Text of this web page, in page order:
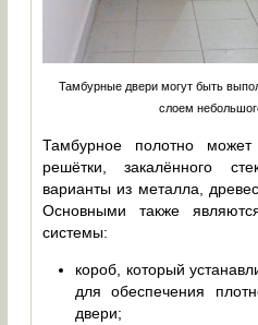
Тамбурные двери могут быть
слоем
Тамбурное полотно
решётки, закалённого
варианты из металла,
Основными также
системы:
короб, который
для обеспечения
двери;